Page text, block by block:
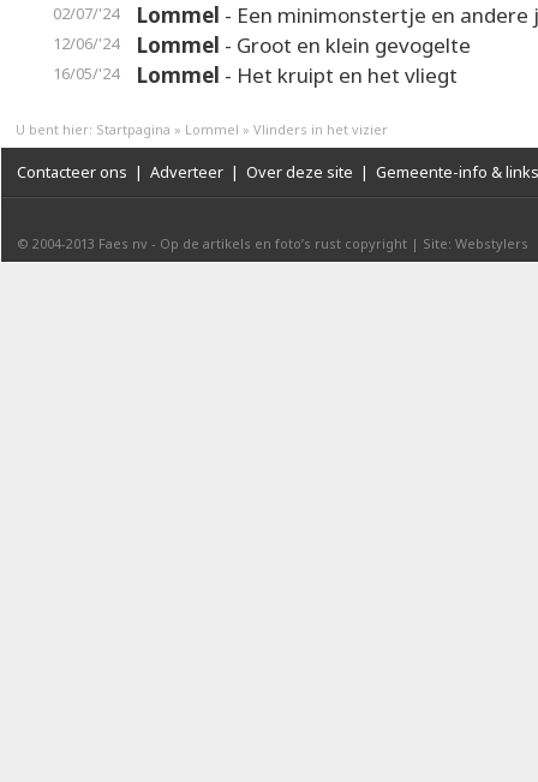
02/07/'24 Lommel - Een minimonstertje en andere
12/06/'24 Lommel - Groot en klein gevogelte
16/05/'24 Lommel - Het kruipt en het vliegt
U bent hier: Startpagina » Lommel » Vlinders in het vizier
Contacteer ons | Adverteer | Over deze site | Gemeente-info & links
© 2004-2013 Faes nv - Op de artikels en foto’s rust copyright | Site: Webstylers